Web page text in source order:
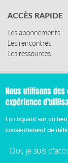
ACCÈS RAPIDE
Les abonnements
Les rencontres
Les ressources
©
Pied
de
Mentions
Nous utilisons
expérience
En cliquant sur un
consentement de
Oui, je suis